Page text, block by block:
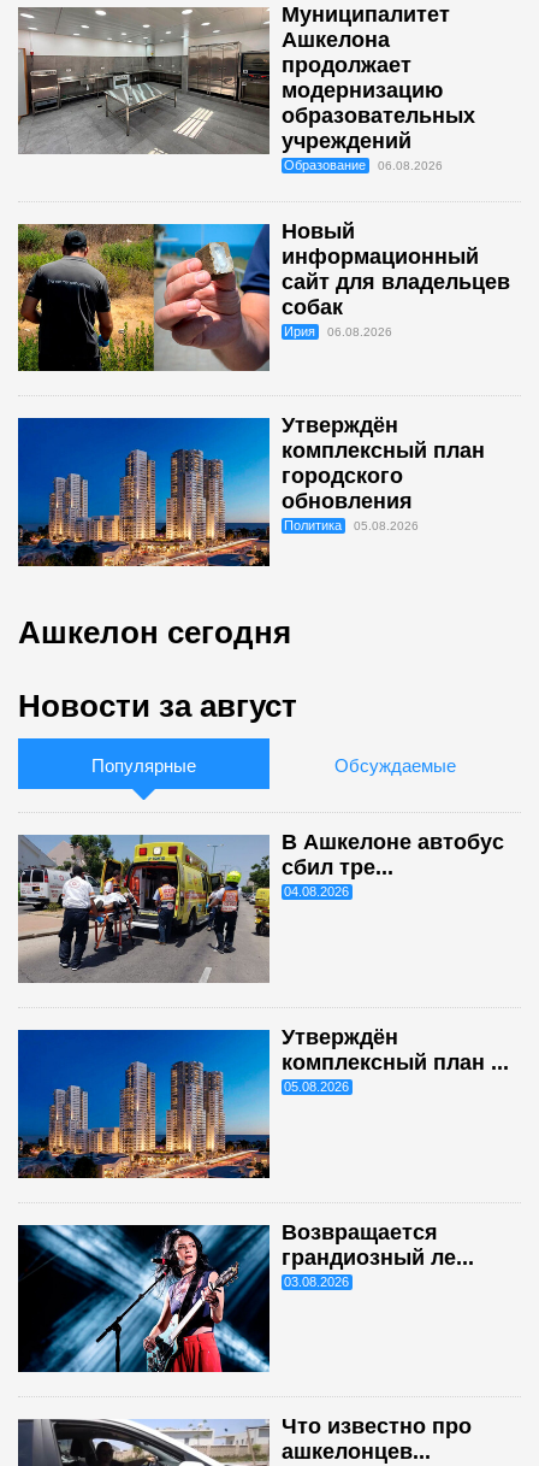
Муниципалитет
Ашкелона
продолжает
модернизацию
образовательных
учреждений
Образование 06.08.2026
Новый
информационный
сайт для владельцев
собак
Ирия 06.08.2026
Утверждён
комплексный план
городского
обновления
Политика 05.08.2026
Ашкелон сегодня
Новости за август
Популярные Обсуждаемые
В Ашкелоне автобус
сбил тре...
04.08.2026
Утверждён
комплексный план ...
05.08.2026
Возвращается
грандиозный ле...
03.08.2026
Что известно про
ашкелонцев...